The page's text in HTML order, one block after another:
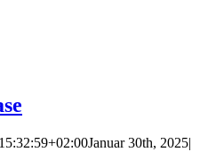
Januar 30th, 2025|